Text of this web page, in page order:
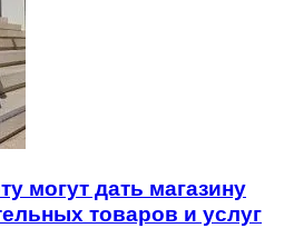
могут дать магазину
товаров и услуг